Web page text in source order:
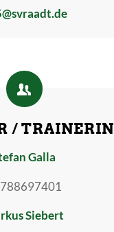
/ TRAINERIN
Galla
Siebert